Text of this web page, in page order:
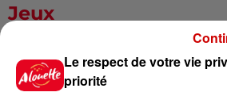
Jeux
Gagnez vos
festival Marché
Le respect de votre vie
priorité